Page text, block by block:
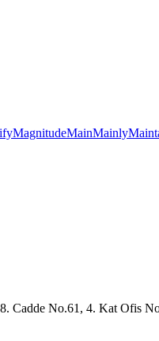
MagnitudeMainMainly
Cadde No.61, 4. Kat Ofis